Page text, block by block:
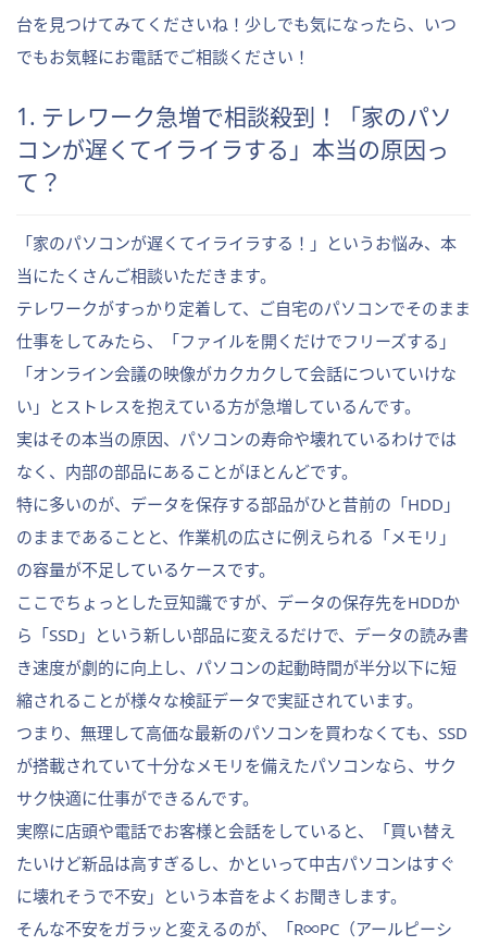
台を見つけてみてくださいね！少しでも気になったら、いつ
でもお気軽にお電話でご相談ください！
1. テレワーク急増で相談殺到！「家のパソ
コンが遅くてイライラする」本当の原因っ
て？
「家のパソコンが遅くてイライラする！」というお悩み、本
当にたくさんご相談いただきます。
テレワークがすっかり定着して、ご自宅のパソコンでそのまま
仕事をしてみたら、「ファイルを開くだけでフリーズする」
「オンライン会議の映像がカクカクして会話についていけな
い」とストレスを抱えている方が急増しているんです。
実はその本当の原因、パソコンの寿命や壊れているわけでは
なく、内部の部品にあることがほとんどです。
特に多いのが、データを保存する部品がひと昔前の「HDD」
のままであることと、作業机の広さに例えられる「メモリ」
の容量が不足しているケースです。
ここでちょっとした豆知識ですが、データの保存先をHDDか
ら「SSD」という新しい部品に変えるだけで、データの読み書
き速度が劇的に向上し、パソコンの起動時間が半分以下に短
縮されることが様々な検証データで実証されています。
つまり、無理して高価な最新のパソコンを買わなくても、SSD
が搭載されていて十分なメモリを備えたパソコンなら、サク
サク快適に仕事ができるんです。
実際に店頭や電話でお客様と会話をしていると、「買い替え
たいけど新品は高すぎるし、かといって中古パソコンはすぐ
に壊れそうで不安」という本音をよくお聞きします。
そんな不安をガラッと変えるのが、「R∞PC（アールピーシ